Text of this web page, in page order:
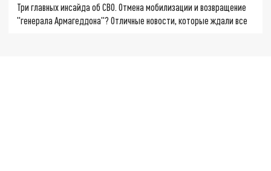
Три главных инсайда об СВО. Отмена мобилизации и возвращение
"генерала Армагеддона"? Отличные новости, которые ждали все